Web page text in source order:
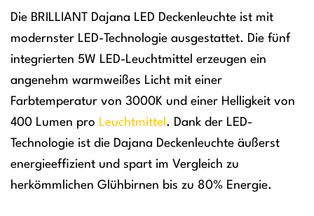
Die BRILLIANT Dajana LED Deckenleuchte ist mit
modernster LED-Technologie ausgestattet. Die fünf
integrierten 5W LED-Leuchtmittel erzeugen ein
angenehm warmweißes Licht mit einer
Farbtemperatur von 3000K und einer Helligkeit von
400 Lumen pro Leuchtmittel . Dank der LED-
Technologie ist die Dajana Deckenleuchte äußerst
energieeffizient und spart im Vergleich zu
herkömmlichen Glühbirnen bis zu 80% Energie.